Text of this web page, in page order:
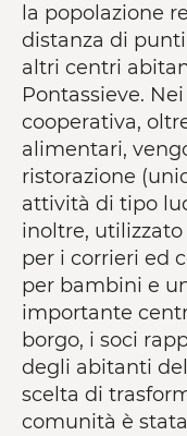
la popolazione
distanza di
altri centri
Pontassieve.
cooperativa,
alimentari,
ristorazione
attività di tipo
inoltre,
per i corrieri ed
per bambini e
importante
borgo, i soci
degli abitanti
scelta di
comunità è